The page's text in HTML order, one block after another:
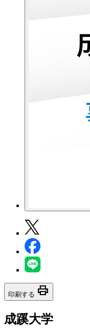
印刷する print
成蹊大学